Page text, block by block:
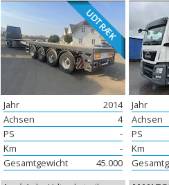
UDTRÆK
Jahr
2014
Achsen
4
PS
-
Km
-
Gesamtgewicht
45.000
Jahr
Achsen
PS
Km